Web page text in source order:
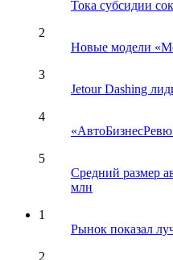
Тока субсидии
2
Новые модели
3
Jetour Dashing
4
5
Средний размер
млн
1
Рынок показал
2